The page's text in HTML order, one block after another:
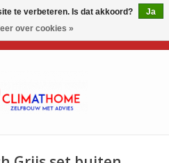
te verbeteren. Is dat akkoord?
Ja
over cookies »